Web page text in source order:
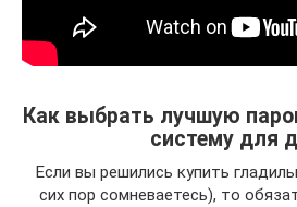
Как выбрать лучшую
систему для
Если вы решились купить
сих пор сомневаетесь), то